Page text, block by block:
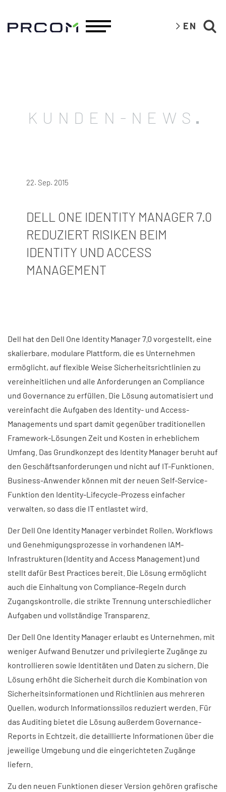
EN
KUNDEN-NEWS
22. Sep. 2015
DELL ONE IDENTITY MANAGER 7.0
REDUZIERT RISIKEN BEIM
IDENTITY UND ACCESS
MANAGEMENT
Dell hat den Dell One Identity Manager 7.0 vorgestellt, eine
skalierbare, modulare Plattform, die es Unternehmen
ermöglicht, auf flexible Weise Sicherheitsrichtlinien zu
vereinheitlichen und alle Anforderungen an Compliance
und Governance zu erfüllen. Die Lösung automatisiert und
vereinfacht die Aufgaben des Identity- und Access-
Managements und spart damit gegenüber traditionellen
Framework-Lösungen Zeit und Kosten in erheblichem
Umfang. Das Grundkonzept des Identity Manager beruht auf
den Geschäftsanforderungen und nicht auf IT-Funktionen.
Business-Anwender können mit der neuen Self-Service-
Funktion den Identity-Lifecycle-Prozess einfacher
verwalten, so dass die IT entlastet wird.
Der Dell One Identity Manager verbindet Rollen, Workflows
und Genehmigungsprozesse in vorhandenen IAM-
Infrastrukturen (Identity and Access Management) und
stellt dafür Best Practices bereit. Die Lösung ermöglicht
auch die Einhaltung von Compliance-Regeln durch
Zugangskontrolle, die strikte Trennung unterschiedlicher
Aufgaben und vollständige Transparenz.
Der Dell One Identity Manager erlaubt es Unternehmen, mit
weniger Aufwand Benutzer und privilegierte Zugänge zu
kontrollieren sowie Identitäten und Daten zu sichern. Die
Lösung erhöht die Sicherheit durch die Kombination von
Sicherheitsinformationen und Richtlinien aus mehreren
Quellen, wodurch Informationssilos reduziert werden. Für
das Auditing bietet die Lösung außerdem Governance-
Reports in Echtzeit, die detaillierte Informationen über die
jeweilige Umgebung und die eingerichteten Zugänge
liefern.
Zu den neuen Funktionen dieser Version gehören grafische